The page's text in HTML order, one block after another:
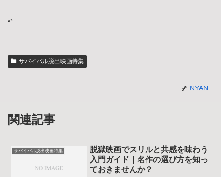
“`
サバイバル脱出映画特集
NYAN
関連記事
サバイバル脱出映画特集
脱獄映画でスリルと共感を味わう
入門ガイド｜名作の選び方を知っ
ておきませんか？